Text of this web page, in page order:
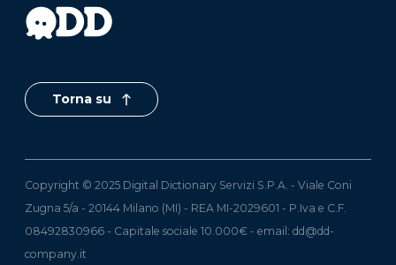
Torna su
Copyright © 2025 Digital Dictionary Servizi S.P.A. - Viale Coni
Zugna 5/a - 20144 Milano (MI) - REA MI-2029601 - P.Iva e C.F.
08492830966 - Capitale sociale 10.000€ - email: dd@dd-
company.it